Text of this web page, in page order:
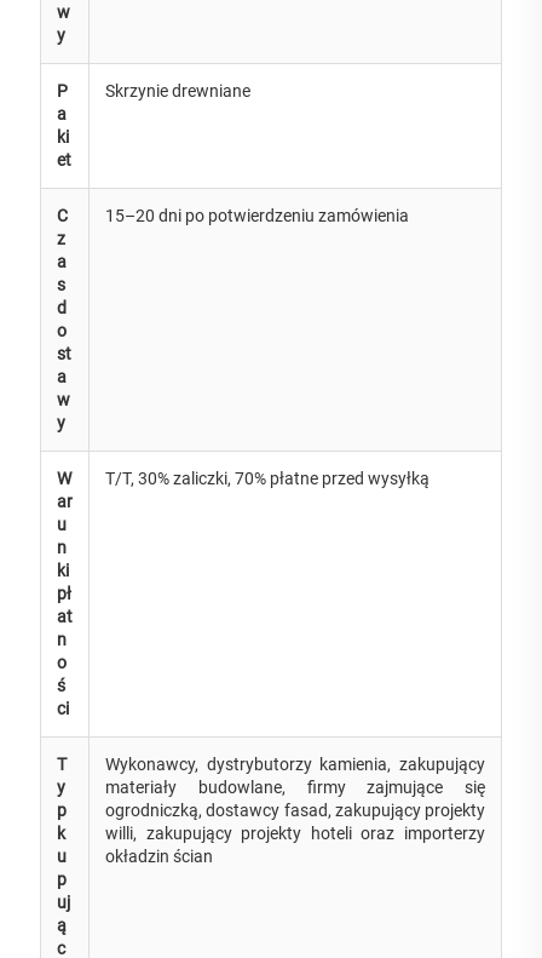
w
y
P
a
ki
et
Skrzynie drewniane
C
z
a
s
d
o
st
a
w
y
15–20 dni po potwierdzeniu zamówienia
W
ar
u
n
ki
pł
at
n
o
ś
ci
T/T, 30% zaliczki, 70% płatne przed wysyłką
T
y
p
k
u
p
uj
ą
c
Wykonawcy, dystrybutorzy kamienia, zakupujący
materiały budowlane, firmy zajmujące się
ogrodniczką, dostawcy fasad, zakupujący projekty
willi, zakupujący projekty hoteli oraz importerzy
okładzin ścian